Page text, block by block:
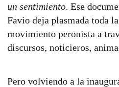
un sentimiento. Ese
Favio deja plasmada toda
movimiento peronista a
discursos, noticieros,
Pero volviendo a la